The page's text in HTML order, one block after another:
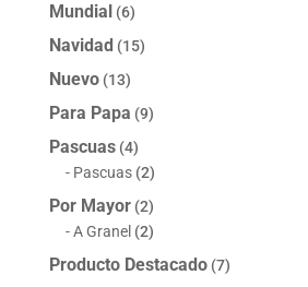
Mundial (6)
Navidad (15)
Nuevo (13)
Para Papa (9)
Pascuas (4)
Pascuas (2)
Por Mayor (2)
A Granel (2)
Producto Destacado (7)